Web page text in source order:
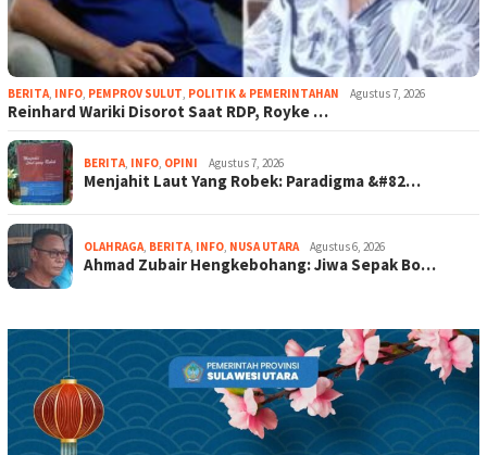
BERITA INFO PEMPROV SULUT POLITIK & PEMERINTAHAN Agustus 7, 2026
Reinhard Wariki Disorot Saat RDP, Royke …
BERITA INFO OPINI Agustus 7, 2026
Menjahit Laut Yang Robek: Paradigma &#82…
OLAHRAGA BERITA INFO NUSA UTARA Agustus 6, 2026
Ahmad Zubair Hengkebohang: Jiwa Sepak Bo…